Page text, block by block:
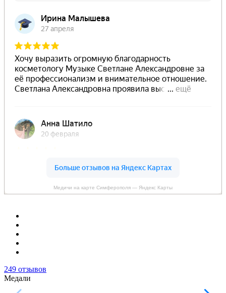
Медичи на карте Симферополя — Яндекс Карты
249 отзывов
Медали